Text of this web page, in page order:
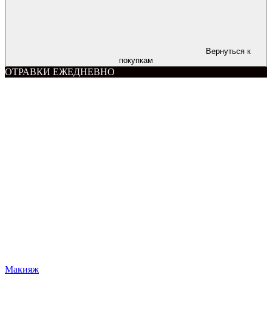
Вернуться к
покупкам
ОТРАВКИ ЕЖЕДНЕВНО
Макияж